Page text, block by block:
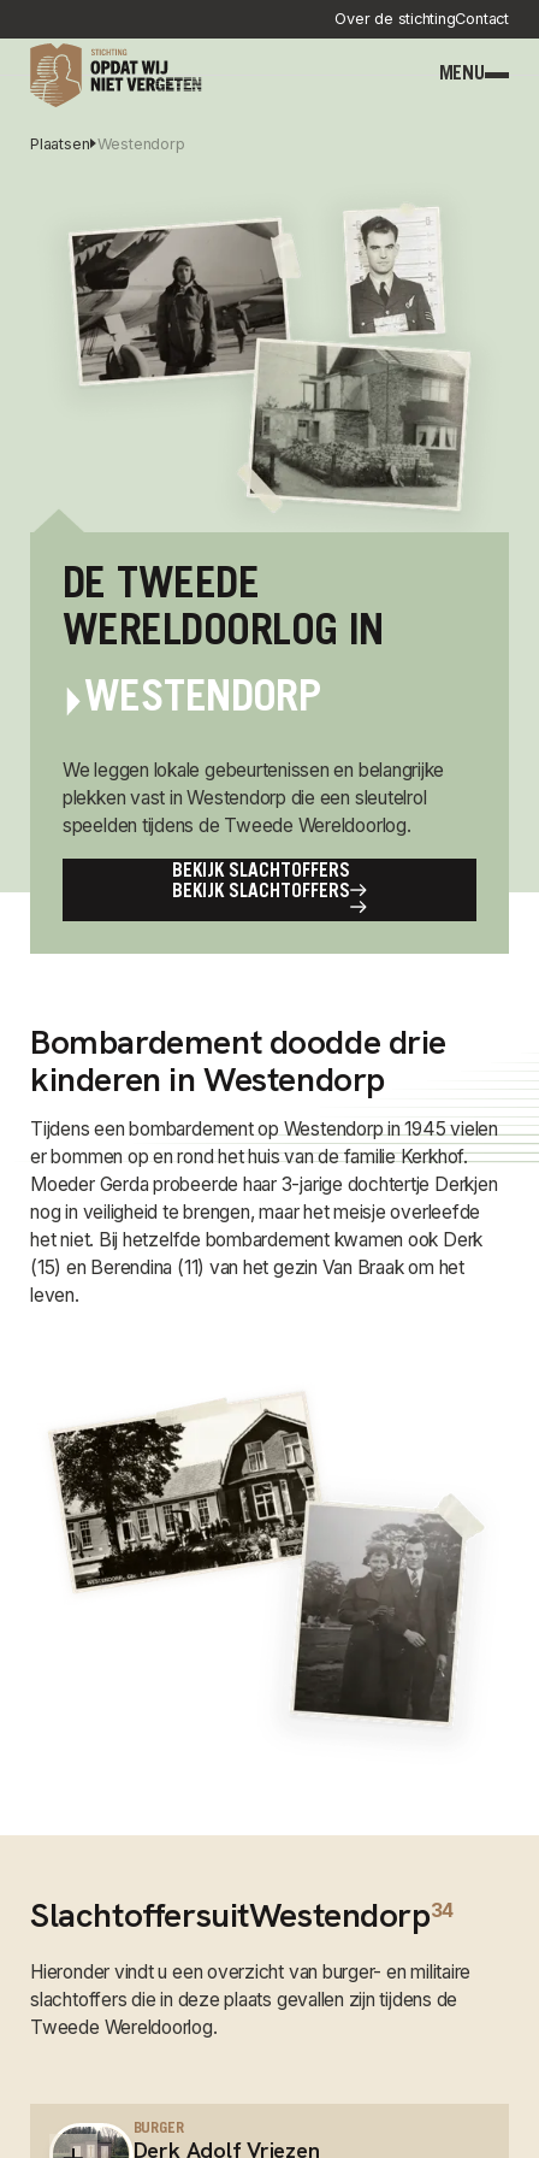
Over de stichtingContact
MENU
DE TWEEDE
WERELDOORLOG IN
WESTENDORP
We leggen lokale gebeurtenissen en belangrijke
plekken vast in Westendorp die een sleutelrol
speelden tijdens de Tweede Wereldoorlog.
BEKIJK SLACHTOFFERS
BEKIJK SLACHTOFFERS
Plaatsen Westendorp
Bombardement doodde drie
kinderen in Westendorp
Tijdens een bombardement op Westendorp in 1945 vielen
er bommen op en rond het huis van de familie Kerkhof.
Moeder Gerda probeerde haar 3-jarige dochtertje Derkjen
nog in veiligheid te brengen, maar het meisje overleefde
het niet. Bij hetzelfde bombardement kwamen ook Derk
(15) en Berendina (11) van het gezin Van Braak om het
leven.
SlachtoffersuitWestendorp34
Hieronder vindt u een overzicht van burger- en militaire
slachtoffers die in deze plaats gevallen zijn tijdens de
Tweede Wereldoorlog.
BURGER
Derk Adolf Vriezen